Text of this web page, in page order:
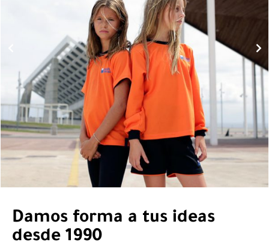
Damos forma a tus ideas
desde 1990